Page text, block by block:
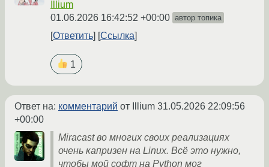
Illium
01.06.2026 16:42:52 +00:00 автор топика
Ответить Ссылка
1
Ответ на: комментарий от Illium 31.05.2026 22:09:56
+00:00
Miracast во многих своих реализациях
очень капризен на Linux. Всё это нужно,
чтобы мой софт на Python мог